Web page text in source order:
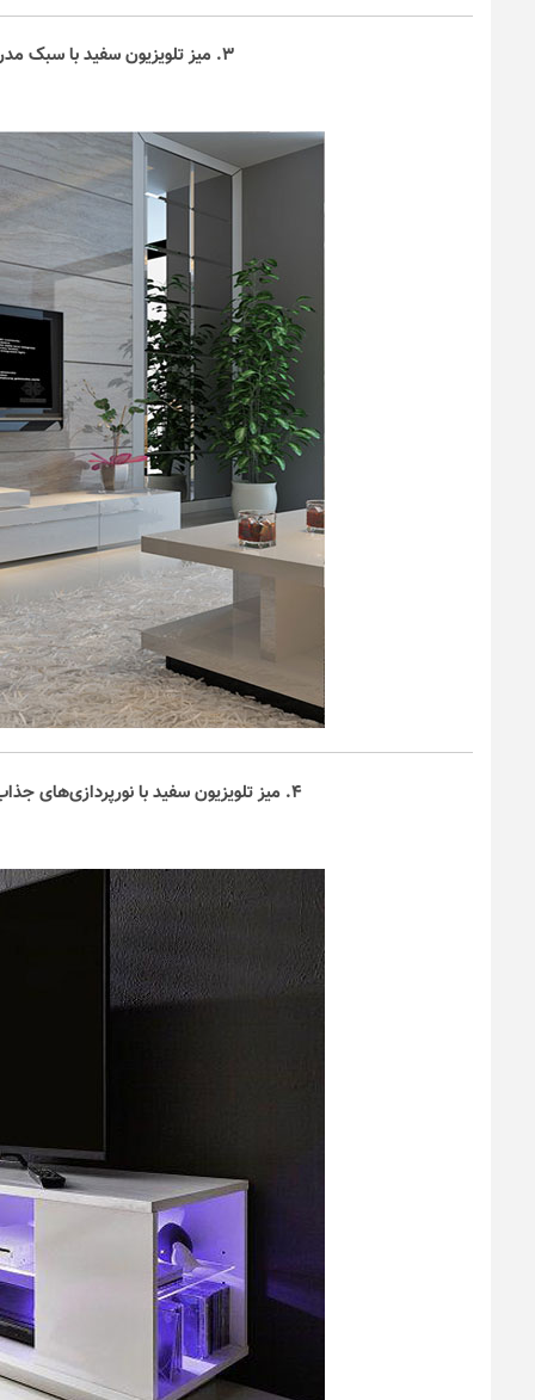
۳. میز تلویزیون سفید با سبک مدرن و سایز بزرگ مناسب تلویزیون‌های دیواری
۴. میز تلویزیون سفید با نورپردازی‌های جذاب بنفش رنگ مناسب دکوراسیون داخلی سفید و بنفش